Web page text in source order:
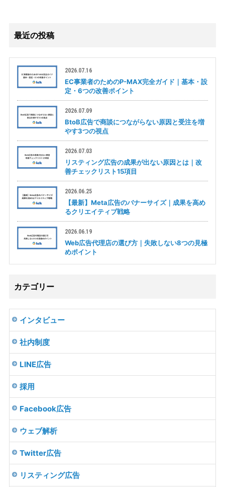
最近の投稿
2026.07.16
EC事業者のためのP-MAX完全ガイド｜基本・設
定・6つの改善ポイント
2026.07.09
BtoB広告で商談につながらない原因と受注を増
やす3つの視点
2026.07.03
リスティング広告の成果が出ない原因とは｜改
善チェックリスト15項目
2026.06.25
【最新】Meta広告のバナーサイズ｜成果を高め
るクリエイティブ戦略
2026.06.19
Web広告代理店の選び方｜失敗しない8つの見極
めポイント
カテゴリー
インタビュー
社内制度
LINE広告
採用
Facebook広告
ウェブ解析
Twitter広告
リスティング広告